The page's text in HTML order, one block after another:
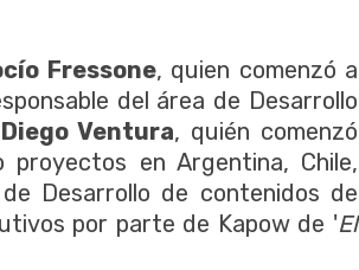
Fressone, quien comenzó a
del área de Desarrollo
Diego Ventura, quién comenzó
en Argentina, Chile,
Desarrollo de contenidos de
por parte de Kapow de 'El